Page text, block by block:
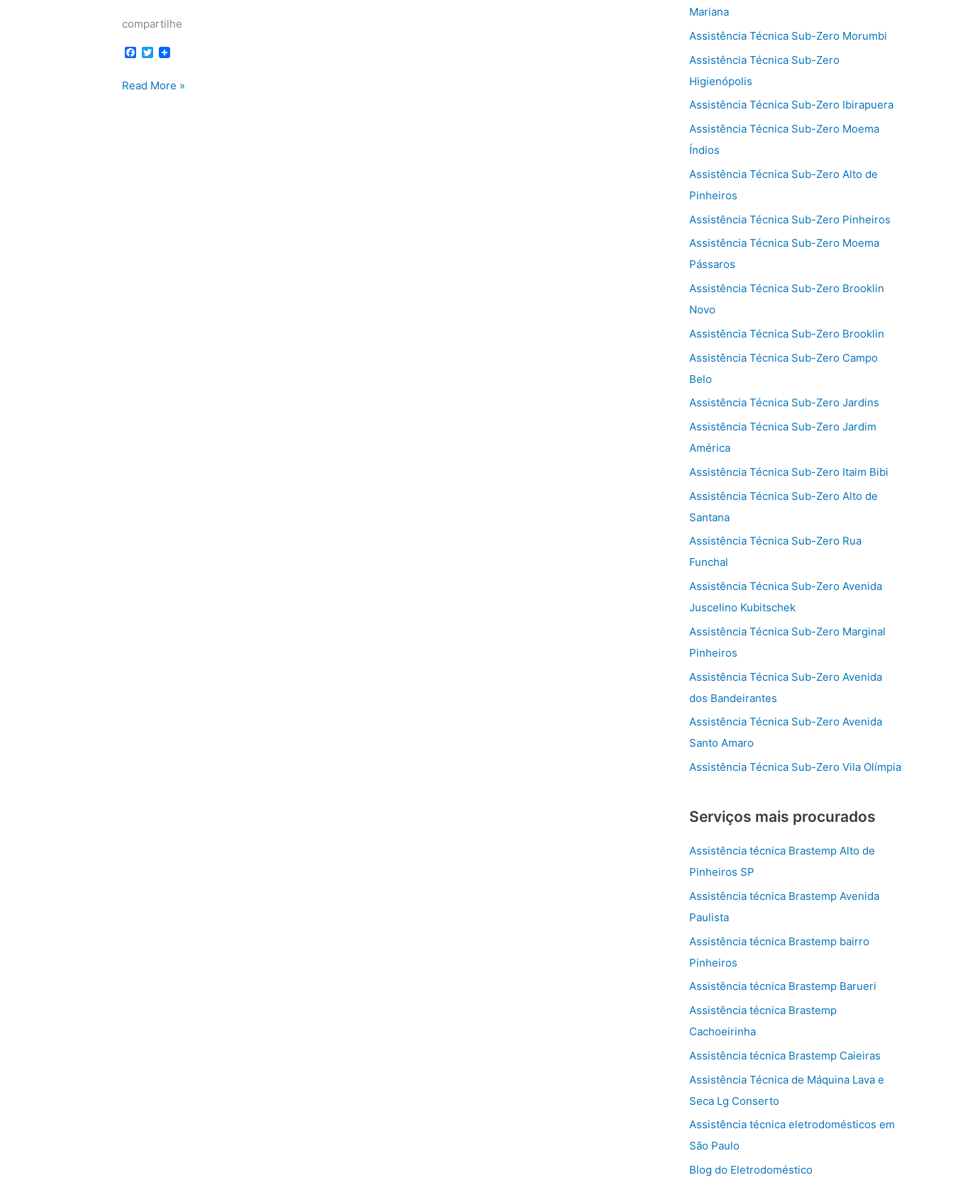
compartilhe
F
e
T
t
Serviços
Read More »
Mariana
Assistência Técnica Sub-Zero Morumbi
Assistência Técnica Sub-Zero
Higienópolis
Assistência Técnica Sub-Zero Ibirapuera
Assistência Técnica Sub-Zero Moema
Índios
Assistência Técnica Sub-Zero Alto de
Pinheiros
Assistência Técnica Sub-Zero Pinheiros
Assistência Técnica Sub-Zero Moema
Pássaros
Assistência Técnica Sub-Zero Brooklin
Novo
Assistência Técnica Sub-Zero Brooklin
Assistência Técnica Sub-Zero Campo
Belo
Assistência Técnica Sub-Zero Jardins
Assistência Técnica Sub-Zero Jardim
América
Assistência Técnica Sub-Zero Itaim Bibi
Assistência Técnica Sub-Zero Alto de
Santana
Assistência Técnica Sub-Zero Rua
Funchal
Assistência Técnica Sub-Zero Avenida
Juscelino Kubitschek
Assistência Técnica Sub-Zero Marginal
Pinheiros
Assistência Técnica Sub-Zero Avenida
dos Bandeirantes
Assistência Técnica Sub-Zero Avenida
Santo Amaro
Assistência Técnica Sub-Zero Vila Olímpia
Serviços mais procurados
Assistência técnica Brastemp Alto de
Pinheiros SP
Assistência técnica Brastemp Avenida
Paulista
Assistência técnica Brastemp bairro
Pinheiros
Assistência técnica Brastemp Barueri
Assistência técnica Brastemp
Cachoeirinha
Assistência técnica Brastemp Caieiras
Assistência Técnica de Máquina Lava e
Seca Lg Conserto
Assistência técnica eletrodomésticos em
São Paulo
Blog do Eletrodoméstico